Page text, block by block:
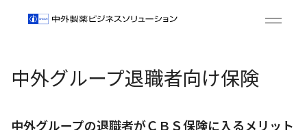
中外グループ退職者向け保険
中外グループの退職者がＣＢＳ保険に入るメリット